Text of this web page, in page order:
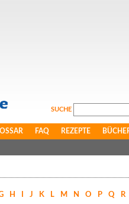
SUCHE
FAQ REZEPTE
H J K L M N O P Q R